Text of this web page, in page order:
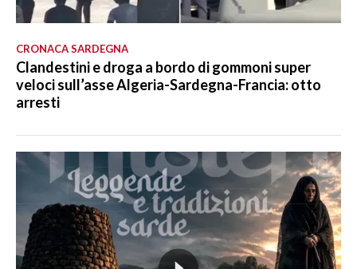
CRONACA SARDEGNA
Clandestini e droga a bordo di gommoni super
veloci sull’asse Algeria-Sardegna-Francia: otto
arresti